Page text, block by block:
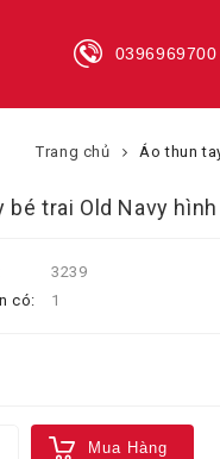
0396969700
Trang chủ Áo thun
bé trai Old Navy
3239
có:
1
Mua Hàng